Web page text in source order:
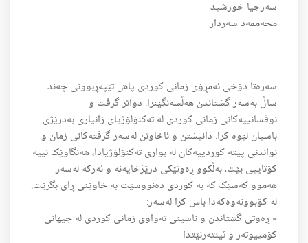
سەرچیا خورشید
محەممەد سەردار
سەرەتا دۆخی ئەمڕۆی زمانی کوردی پاش تێپەڕبوونی چەند
ساڵ بەسەر گشتاندن هەڵسەنگێنرا. دواتر گرفت و
نوقسانییەکانی زمانی کوردی لە تەکنۆلۆژیای زانیاری بەدرێژی
باسیان لێوە کرا. دانیشتن و ئاخاوتن لەسەر گرفتەکانی زمان و
نواندنی پیتە کوردییەکان لە بواری تەکنۆلۆژیادا، هەنگاوێک نییە
کۆتاییی بێت، بەڵکوو ڕەوتێکی درێژخایەنە و ئەرکە لەسەر
هەموو کەسێک کە بە کوردی دەنووسێت بە خاوێنی ڕای بگرێت.
لە کۆبوونەوەکەدا باس کرا لەسەر:
- ڕەوتی گشتاندن و ناسینی تەواوی زمانی کوردی لە جیهانی
کۆمپیوتەر و ئینتەرنێتدا